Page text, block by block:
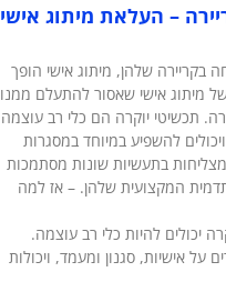
– העלאת מיתוג אישי
שלהן, מיתוג אישי הופך
מיתוג אישי שאסור להתעלם ממנו
תכשיטי יוקרה הם כלי רב עוצמה
להשפיע במיוחד במסגרות
בתעשיות שונות מסתמכות
המקצועית שלהן. – אז למה
יכולים להיות כלי רב עוצמה.
על אישיות, סגנון ומעמד, ויכולות